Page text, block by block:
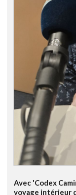
Avec 'Codex
voyage intérieur